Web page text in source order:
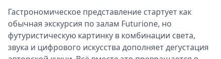
Гастрономическое представление стартует как
обычная экскурсия по залам Futurione, но
футуристическую картинку в комбинации света,
звука и цифрового искусства дополняет дегустация